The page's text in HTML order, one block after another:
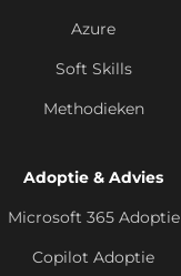
Azure
Soft Skills
Methodieken
Adoptie & Advies
Microsoft 365 Adoptie
Copilot Adoptie